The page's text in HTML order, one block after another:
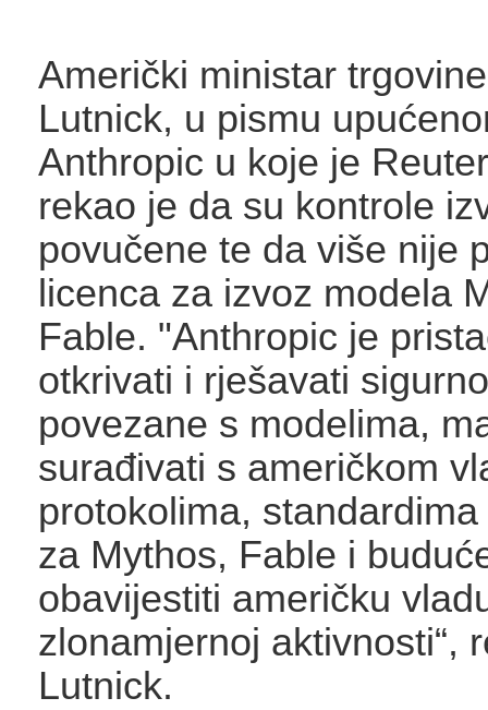
Američki ministar
Lutnick, u pismu
Anthropic u koje je
rekao je da su kontrole
povučene te da više nije
licenca za izvoz modela
Fable. "Anthropic je
otkrivati ​​i rješavati
povezane s modelima,
surađivati ​​s američkom
protokolima,
za Mythos, Fable i
obavijestiti američku
zlonamjernoj aktivnosti“,
Lutnick.